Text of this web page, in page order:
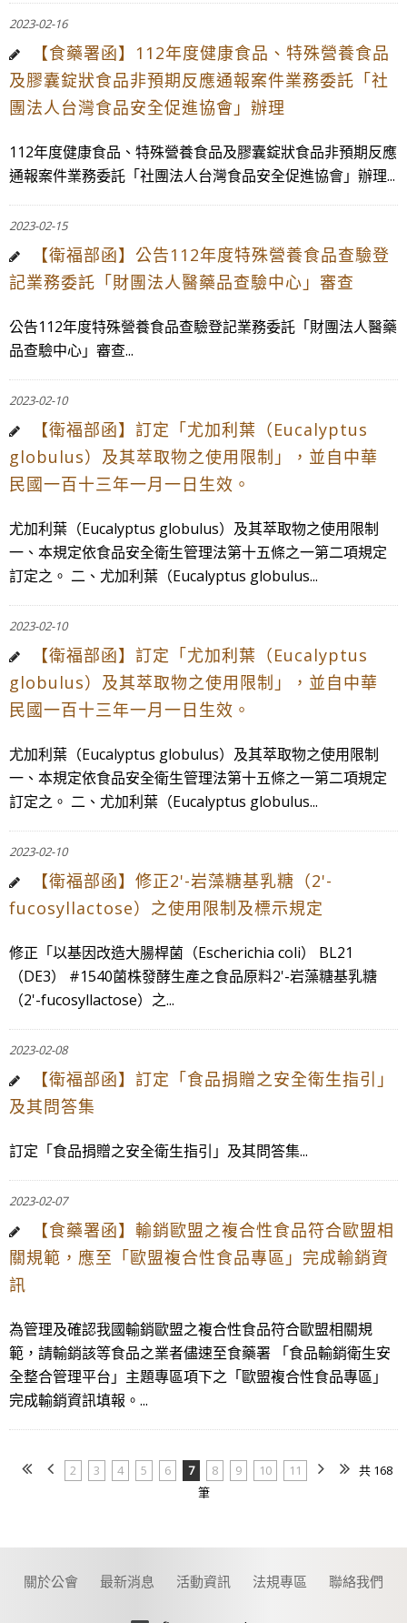
2023-02-16
【食藥署函】112年度健康食品、特殊營養食品
及膠囊錠狀食品非預期反應通報案件業務委託「社
團法人台灣食品安全促進協會」辦理
112年度健康食品、特殊營養食品及膠囊錠狀食品非預期反應
通報案件業務委託「社團法人台灣食品安全促進協會」辦理...
2023-02-15
【衛福部函】公告112年度特殊營養食品查驗登
記業務委託「財團法人醫藥品查驗中心」審查
公告112年度特殊營養食品查驗登記業務委託「財團法人醫藥
品查驗中心」審查...
2023-02-10
【衛福部函】訂定「尤加利葉（Eucalyptus
globulus）及其萃取物之使用限制」，並自中華
民國一百十三年一月一日生效。
尤加利葉（Eucalyptus globulus）及其萃取物之使用限制
一、本規定依食品安全衛生管理法第十五條之一第二項規定
訂定之。 二、尤加利葉（Eucalyptus globulus...
2023-02-10
【衛福部函】訂定「尤加利葉（Eucalyptus
globulus）及其萃取物之使用限制」，並自中華
民國一百十三年一月一日生效。
尤加利葉（Eucalyptus globulus）及其萃取物之使用限制
一、本規定依食品安全衛生管理法第十五條之一第二項規定
訂定之。 二、尤加利葉（Eucalyptus globulus...
2023-02-10
【衛福部函】修正2'-岩藻糖基乳糖（2'-
fucosyllactose）之使用限制及標示規定
修正「以基因改造大腸桿菌（Escherichia coli） BL21
（DE3） #1540菌株發酵生產之食品原料2'-岩藻糖基乳糖
（2'-fucosyllactose）之...
2023-02-08
【衛福部函】訂定「食品捐贈之安全衛生指引」
及其問答集
訂定「食品捐贈之安全衛生指引」及其問答集...
2023-02-07
【食藥署函】輸銷歐盟之複合性食品符合歐盟相
關規範，應至「歐盟複合性食品專區」完成輸銷資
訊
為管理及確認我國輸銷歐盟之複合性食品符合歐盟相關規
範，請輸銷該等食品之業者儘速至食藥署 「食品輸銷衛生安
全整合管理平台」主題專區項下之「歐盟複合性食品專區」
完成輸銷資訊填報。...
2 3 4 5 6 7 8 9 10 11
共 168
筆
關於公會 最新消息 活動資訊 法規專區 聯絡我們